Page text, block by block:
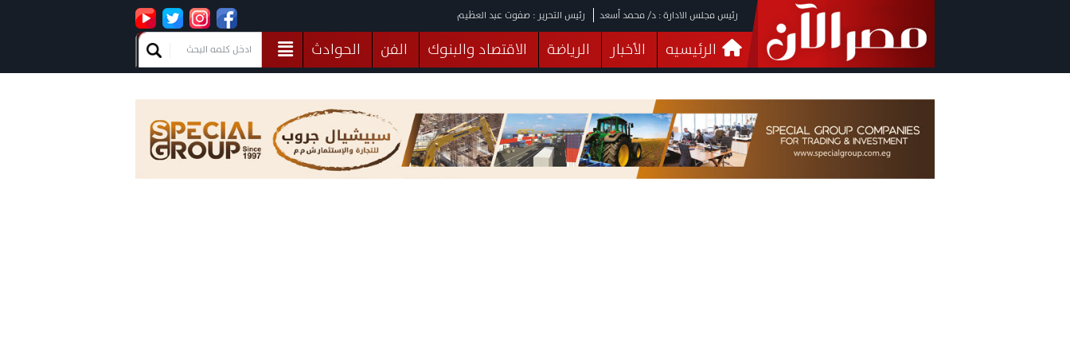
رئيس مجلس الادارة : د/ محمد أسعد رئيس التحرير : صفوت عبد العظيم
الرئيسيه الأخبار الرياضة الاقتصاد والبنوك الفن
الحوادث
فيديوهات
البرلمان صحة الثقافة خدمات منوعات